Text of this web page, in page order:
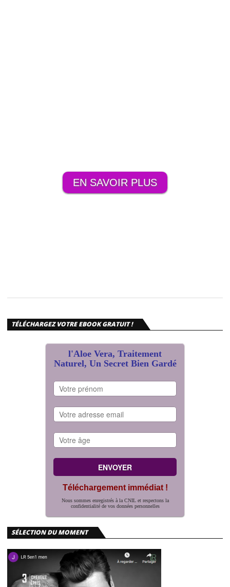
EN SAVOIR PLUS
TÉLÉCHARGEZ VOTRE EBOOK GRATUIT !
l'Aloe Vera, Traitement
Naturel, Un Secret Bien Gardé
Téléchargement immédiat !
Nous sommes enregistrés à la CNIL et respectons la
confidentialité de vos données personnelles
SÉLECTION DU MOMENT